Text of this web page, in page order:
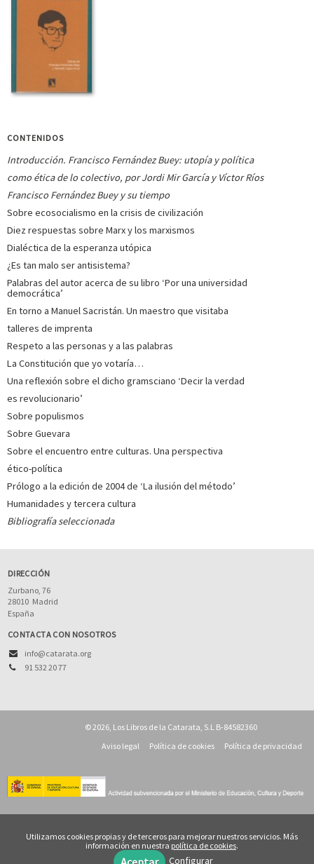
CONTENIDOS
Introducción. Francisco Fernández Buey: utopía y política
como ética de lo colectivo, porJordi Mir García y Víctor Ríos
Francisco Fernández Buey y su tiempo
Sobre ecosocialismo en la crisis de civilización
Diez respuestas sobre Marx y los marxismos
Dialéctica de la esperanza utópica
¿Es tan malo ser antisistema?
Palabras del autor acerca de su libro ‘Por una universidad
democrática’
En torno a Manuel Sacristán. Un maestro que visitaba
talleres de imprenta
Respeto a las personas y a las palabras
La Constitución que yo votaría…
Una reflexión sobre el dicho gramsciano ‘Decir la verdad
es revolucionario’
Sobre populismos
Sobre Guevara
Sobre el encuentro entre culturas. Una perspectiva
ético-política
Prólogo a la edición de 2004 de ‘La ilusión del método’
Humanidades y tercera cultura
Bibliografía seleccionada
DIRECCIÓN
Zurbano, 76
28010 Madrid
España
CONTACTA CON NOSOTROS
info@catarata.org
91 532 20 77
© 2026, Los Libros de la Catarata, S.L B-84582360
Aviso legal
Política de cookies Política de privacidad
Utilizamos cookies propias y de terceros para mejorar nuestros servicios. Más
información en nuestra política de cookies.
Configurar